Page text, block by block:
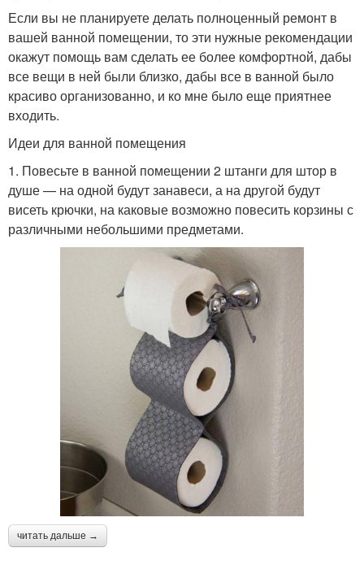
Если вы не планируете делать полноценный ремонт в
вашей ванной помещении, то эти нужные рекомендации
окажут помощь вам сделать ее более комфортной, дабы
все вещи в ней были близко, дабы все в ванной было
красиво организованно, и ко мне было еще приятнее
входить.
Идеи для ванной помещения
1. Повесьте в ванной помещении 2 штанги для штор в
душе — на одной будут занавеси, а на другой будут
висеть крючки, на каковые возможно повесить корзины с
различными небольшими предметами.
читать дальше →